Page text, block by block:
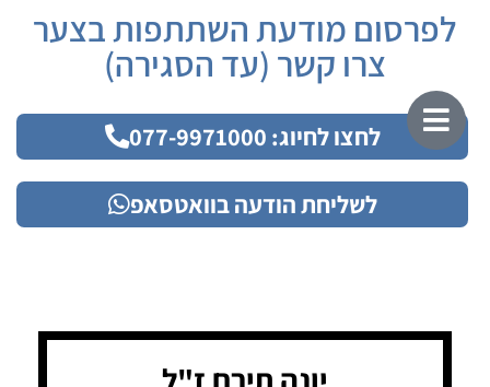
לפרסום מודעת השתתפות בצער
צרו קשר (עד הסגירה)
לחצו לחיוג: 077-9971000
לשליחת הודעה בוואטסאפ